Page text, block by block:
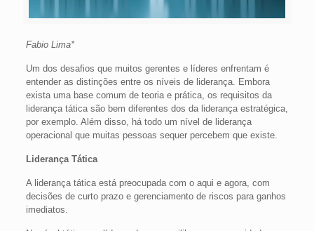
Fabio Lima*
Um dos desafios que muitos gerentes e líderes enfrentam é
entender as distinções entre os níveis de liderança. Embora
exista uma base comum de teoria e prática, os requisitos da
liderança tática são bem diferentes dos da liderança estratégica,
por exemplo. Além disso, há todo um nível de liderança
operacional que muitas pessoas sequer percebem que existe.
Liderança Tática
A liderança tática está preocupada com o aqui e agora, com
decisões de curto prazo e gerenciamento de riscos para ganhos
imediatos.